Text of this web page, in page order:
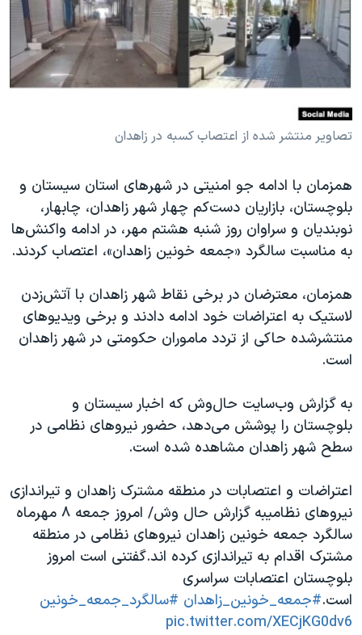
فرهنگ و زندگی
حقوق شهروندی
اسرائیل در جنگ
آرشیو پخش زنده
مستندها
انتخابات ریاست جمهوری آمریکا ۲۰۲۴
حمله جمهوری اسلامی به اسرائیل
ورزش زنان در ایران
مجموعه مستندهای دادخواهی
تریبونال مردمی آبان ۹۸
دادگاه حمید نوری
قانون شفافیت دارائی کادر رهبری ایران
اعتراضات مردمی آبان ۹۸
اسرائیل در جنگ
همایش محافظه‌کاران آمریکا «سی‌پک»
صفحه‌های ویژه
دنبال کنید
زبانهای مختلف
تصاویر منتشر شده از اعتصاب کسبه در زاهدان
همزمان با ادامه جو امنیتی در شهرهای استان سیستان و
بلوچستان، بازاریان دست‌کم چهار شهر زاهدان، چابهار،
نوبندیان و سراوان روز شنبه هشتم مهر، در ادامه واکنش‌ها
به مناسبت سالگرد «جمعه خونین زاهدان»، اعتصاب کردند.
همزمان، معترضان در برخی نقاط شهر زاهدان با آتش‌زدن
لاستیک به اعتراضات خود ادامه دادند و برخی ویدیوهای
منتشرشده حاکی از تردد ماموران حکومتی در شهر زاهدان
است.
به گزارش وب‌سایت حال‌وش که اخبار سیستان و
بلوچستان را پوشش می‌دهد، حضور نیروهای نظامی در
سطح شهر زاهدان مشاهده شده است.
اعتراضات و اعتصابات در منطقه مشترک زاهدان و تیراندازی
نیروهای نظامیبه گزارش حال وش/ امروز جمعه ۸ مهرماه
سالگرد جمعه خونین زاهدان نیروهای نظامی در منطقه
مشترک اقدام به تیراندازی کرده اند.گفتنی است امروز
بلوچستان اعتصابات سراسری
است.#جمعه_خونین_زاهدان #سالگرد_جمعه_خونین
pic.twitter.com/XECjKG0dv6